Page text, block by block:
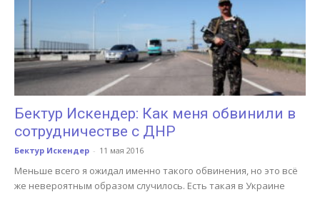
Бектур Искендер: Как меня обвинили в
сотрудничестве с ДНР
Бектур Искендер - 11 мая 2016
Меньше всего я ожидал именно такого обвинения, но это всё
же невероятным образом случилось. Есть такая в Украине